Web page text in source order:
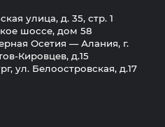
улица, д. 35, стр. 1
шоссе, дом 58
Осетия — Алания, г.
Кировцев, д.15
ул. Белоостровская, д.17